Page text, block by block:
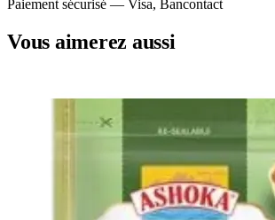
Paiement sécurisé — Visa, Bancontact
Vous aimerez aussi